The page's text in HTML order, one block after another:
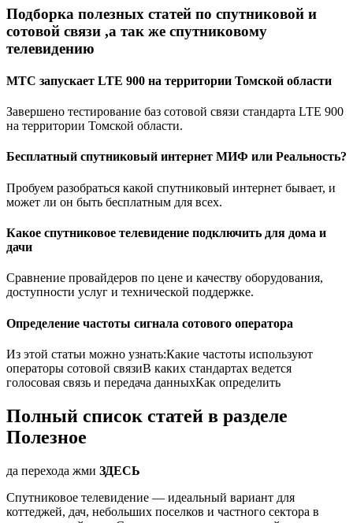
Подборка полезных статей по спутниковой и
сотовой связи ,а так же спутниковому
телевидению
МТС запускает LTE 900 на территории Томской области
Завершено тестирование баз сотовой связи стандарта LTE 900
на территории Томской области.
Бесплатный спутниковый интернет МИФ или Реальность?
Пробуем разобраться какой спутниковый интернет бывает, и
может ли он быть бесплатным для всех.
Какое спутниковое телевидение подключить для дома и
дачи
Сравнение провайдеров по цене и качеству оборудования,
доступности услуг и технической поддержке.
Определение частоты сигнала сотового оператора
Из этой статьи можно узнать:Какие частоты используют
операторы сотовой связиВ каких стандартах ведется
голосовая связь и передача данныхКак определить
Полный список статей в разделе
Полезное
да перехода жми ЗДЕСЬ
Спутниковое телевидение — идеальный вариант для
коттеджей, дач, небольших поселков и частного сектора в